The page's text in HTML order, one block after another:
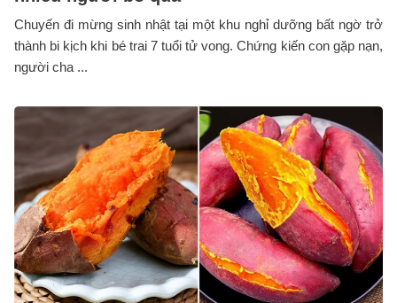
Chuyến đi mừng sinh nhật tại một khu nghỉ dưỡng bất ngờ trở
thành bi kịch khi bé trai 7 tuổi tử vong. Chứng kiến con gặp nạn,
người cha ...